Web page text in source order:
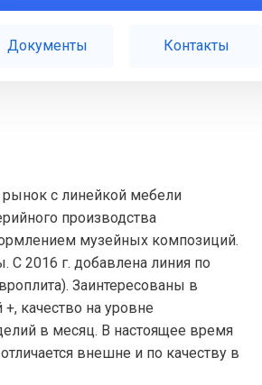
Документы Контакты
с линейкой мебели
производства
музейных композиций.
2016 г. добавлена линия по
Заинтересованы в
качество на уровне
в месяц. В настоящее время
внешне и по качеству в